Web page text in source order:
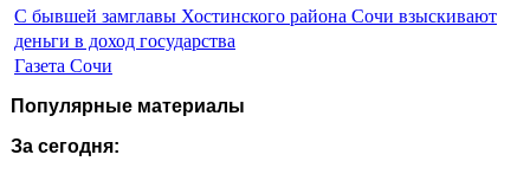
С бывшей замглавы Хостинского района Сочи взыскивают
деньги в доход государства
Газета Сочи
Популярные материалы
За сегодня: